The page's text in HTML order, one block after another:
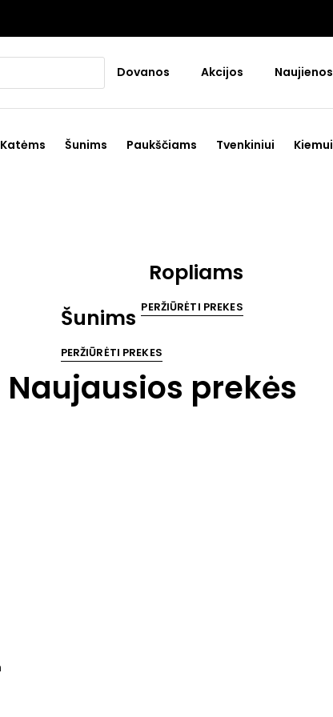
Dovanos Akcijos Naujienos
Katėms Šunims Paukščiams Tvenkiniui Kiemui
Ropliams
PERŽIŪRĖTI PREKES
Šunims
PERŽIŪRĖTI PREKES
Naujausios prekės